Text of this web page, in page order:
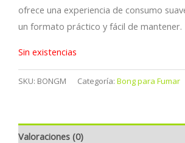
ofrece una experiencia de consumo
un formato práctico y fácil de mantener.
Sin existencias
SKU: BONGM Categoría: Bong para Fumar
Valoraciones (0)